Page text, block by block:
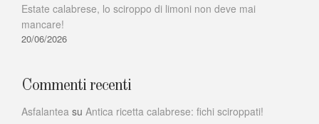
Estate calabrese, lo sciroppo di limoni non deve mai
mancare!
20/06/2026
Commenti recenti
Asfalantea su Antica ricetta calabrese: fichi sciroppati!